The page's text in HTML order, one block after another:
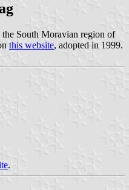
South Moravian region of
this website, adopted in 1999.
.